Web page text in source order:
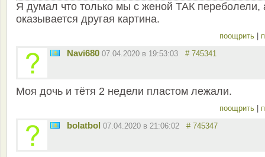
Я думал что только мы с женой ТАК переболели,
оказывается другая картина.
поощрить
Navi680 07.04.2020 в 19:53:03 # 745341
Моя дочь и тётя 2 недели пластом лежали.
поощрить
bolatbol 07.04.2020 в 21:06:02 # 745347